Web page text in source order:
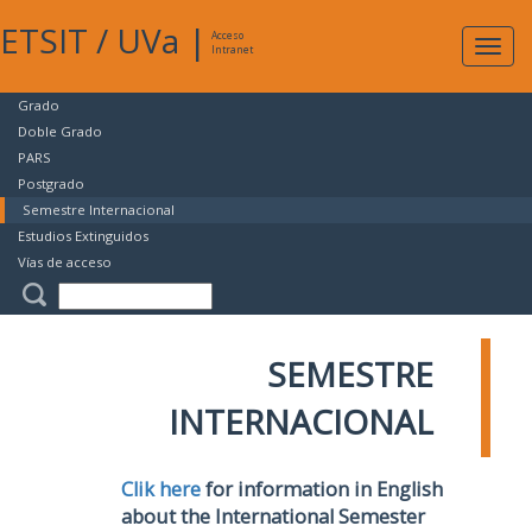
ETSIT / UVa |
Acceso
Intranet
Grado
Doble Grado
PARS
Postgrado
Semestre Internacional
Estudios Extinguidos
Vías de acceso
SEMESTRE
INTERNACIONAL
Clik herefor information in English
about the International Semester